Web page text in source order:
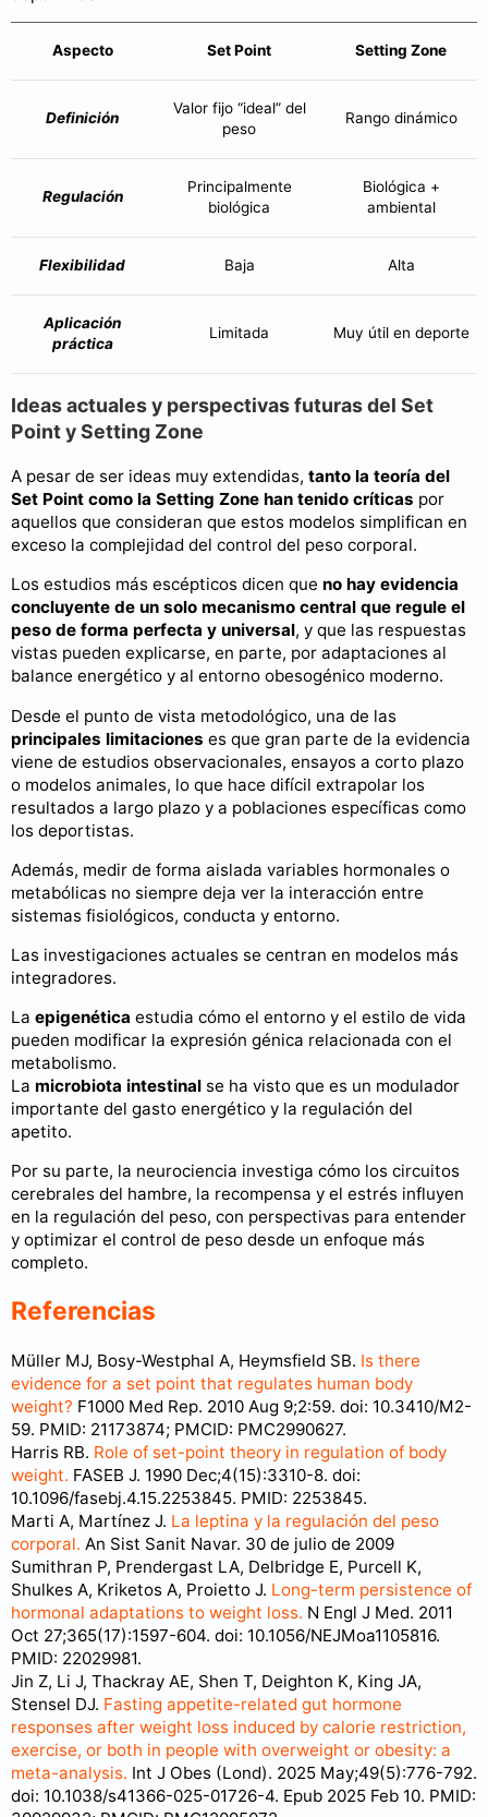
Aspecto Set Point Setting Zone
Definición
Valor fijo “ideal” del
peso
Rango dinámico
Regulación
Principalmente
biológica
Biológica +
ambiental
Flexibilidad Baja Alta
Aplicación
práctica
Limitada Muy útil en deporte
Ideas actuales y perspectivas futuras del Set
Point y Setting Zone
A pesar de ser ideas muy extendidas, tanto la teoría del
Set Point como la Setting Zone han tenido críticas por
aquellos que consideran que estos modelos simplifican en
exceso la complejidad del control del peso corporal.
Los estudios más escépticos dicen que no hay evidencia
concluyente de un solo mecanismo central que regule el
peso de forma perfecta y universal, y que las respuestas
vistas pueden explicarse, en parte, por adaptaciones al
balance energético y al entorno obesogénico moderno.
Desde el punto de vista metodológico, una de las
principales limitaciones es que gran parte de la evidencia
viene de estudios observacionales, ensayos a corto plazo
o modelos animales, lo que hace difícil extrapolar los
resultados a largo plazo y a poblaciones específicas como
los deportistas.
Además, medir de forma aislada variables hormonales o
metabólicas no siempre deja ver la interacción entre
sistemas fisiológicos, conducta y entorno.
Las investigaciones actuales se centran en modelos más
integradores.
La epigenética estudia cómo el entorno y el estilo de vida
pueden modificar la expresión génica relacionada con el
metabolismo.
La microbiota intestinal se ha visto que es un modulador
importante del gasto energético y la regulación del
apetito.
Por su parte, la neurociencia investiga cómo los circuitos
cerebrales del hambre, la recompensa y el estrés influyen
en la regulación del peso, con perspectivas para entender
y optimizar el control de peso desde un enfoque más
completo.
Referencias
Müller MJ, Bosy-Westphal A, Heymsfield SB. Is there
evidence for a set point that regulates human body
weight? F1000 Med Rep. 2010 Aug 9;2:59. doi: 10.3410/M2-
59. PMID: 21173874; PMCID: PMC2990627.
Harris RB. Role of set-point theory in regulation of body
weight. FASEB J. 1990 Dec;4(15):3310-8. doi:
10.1096/fasebj.4.15.2253845. PMID: 2253845.
Marti A, Martínez J. La leptina y la regulación del peso
corporal. An Sist Sanit Navar. 30 de julio de 2009
Sumithran P, Prendergast LA, Delbridge E, Purcell K,
Shulkes A, Kriketos A, Proietto J. Long-term persistence of
hormonal adaptations to weight loss. N Engl J Med. 2011
Oct 27;365(17):1597-604. doi: 10.1056/NEJMoa1105816.
PMID: 22029981.
Jin Z, Li J, Thackray AE, Shen T, Deighton K, King JA,
Stensel DJ. Fasting appetite-related gut hormone
responses after weight loss induced by calorie restriction,
exercise, or both in people with overweight or obesity: a
meta-analysis. Int J Obes (Lond). 2025 May;49(5):776-792.
doi: 10.1038/s41366-025-01726-4. Epub 2025 Feb 10. PMID: